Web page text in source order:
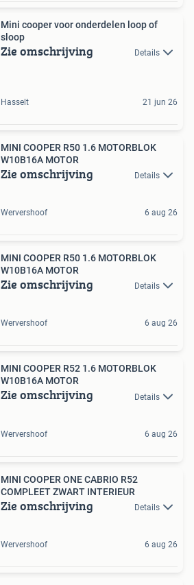
Mini cooper voor onderdelen loop of
sloop
Zie omschrijving Details
Hasselt 21 jun 26
MINI COOPER R50 1.6 MOTORBLOK
W10B16A MOTOR
Zie omschrijving Details
Wervershoof 6 aug 26
MINI COOPER R50 1.6 MOTORBLOK
W10B16A MOTOR
Zie omschrijving Details
Wervershoof 6 aug 26
MINI COOPER R52 1.6 MOTORBLOK
W10B16A MOTOR
Zie omschrijving Details
Wervershoof 6 aug 26
MINI COOPER ONE CABRIO R52
COMPLEET ZWART INTERIEUR
Zie omschrijving Details
Wervershoof 6 aug 26